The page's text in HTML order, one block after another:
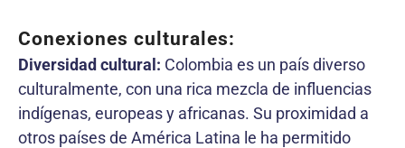
Conexiones culturales:
Diversidad cultural: Colombia es un país diverso
culturalmente, con una rica mezcla de influencias
indígenas, europeas y africanas. Su proximidad a
otros países de América Latina le ha permitido